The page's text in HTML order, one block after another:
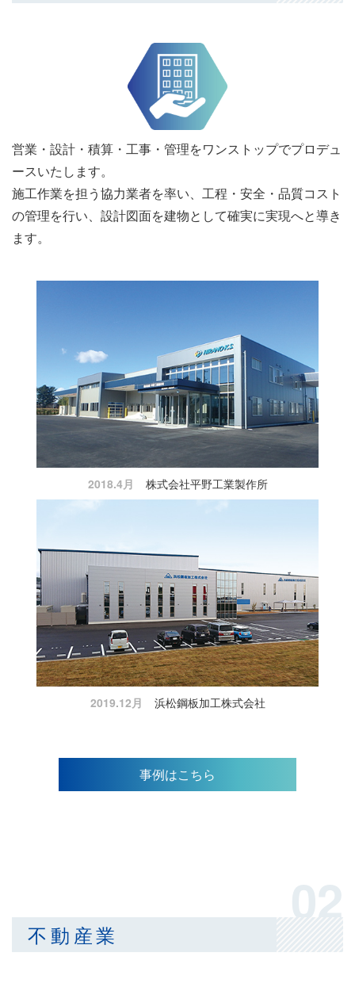
営業・設計・積算・工事・管理をワンストップでプロデュ
ースいたします。
施工作業を担う協力業者を率い、工程・安全・品質コスト
の管理を行い、設計図面を建物として確実に実現へと導き
ます。
2018.4月 株式会社平野工業製作所
2019.12月 浜松鋼板加工株式会社
事例はこちら
02
不動産業